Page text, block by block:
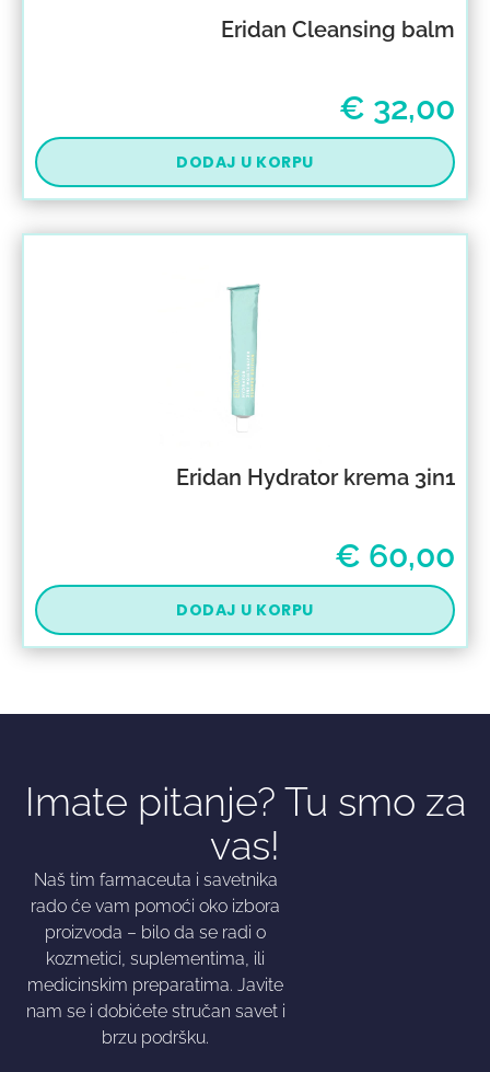
Eridan Cleansing balm
€ 32,00
DODAJ U KORPU
Eridan Hydrator krema 3in1
€ 60,00
DODAJ U KORPU
Imate pitanje? Tu smo za
vas!
Naš tim farmaceuta i savetnika
rado će vam pomoći oko izbora
proizvoda – bilo da se radi o
kozmetici, suplementima, ili
medicinskim preparatima. Javite
nam se i dobićete stručan savet i
brzu podršku.